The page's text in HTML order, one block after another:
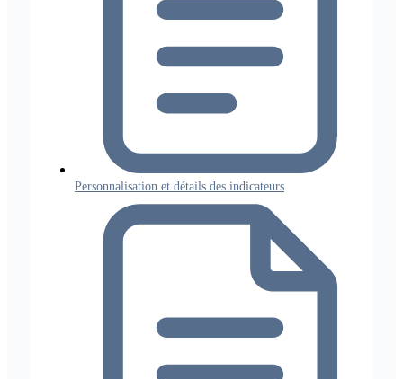
Personnalisation et détails des indicateurs